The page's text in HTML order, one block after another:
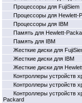
Процессоры для FujiSiem
Процессоры для Hewlett-
Процессоры для IBM
Память для Hewlett-
Память для IBM
Жесткие диски для
Жесткие диски для IBM
Жесткие диски для
Контроллеры устройств
Контроллеры устройств
Контроллеры устройств
Packard